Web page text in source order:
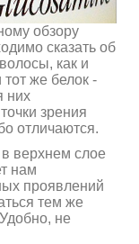
обзору
сказать об
как и
же белок -
них
зрения
отличаются.
верхнем слое
нам
проявлений
тем же
не